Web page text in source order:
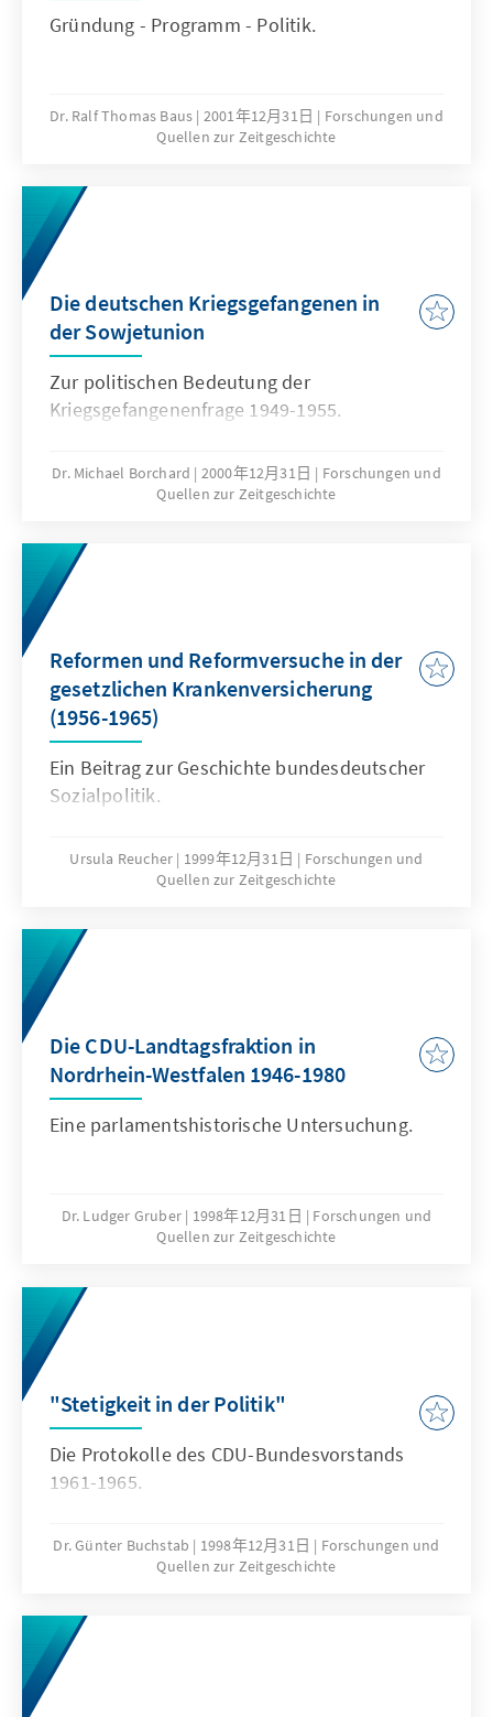
Gründung - Programm - Politik.
Dr. Ralf Thomas Baus 2001年12月31日
Forschungen und
Quellen zur Zeitgeschichte
Die deutschen Kriegsgefangenen in
der Sowjetunion
Zur politischen Bedeutung der
Kriegsgefangenenfrage 1949-1955.
Dr. Michael Borchard 2000年12月31日
Forschungen und
Quellen zur Zeitgeschichte
Reformen und Reformversuche in der
gesetzlichen Krankenversicherung
(1956-1965)
Ein Beitrag zur Geschichte bundesdeutscher
Sozialpolitik.
Ursula Reucher 1999年12月31日
Forschungen und
Quellen zur Zeitgeschichte
Die CDU-Landtagsfraktion in
Nordrhein-Westfalen 1946-1980
Eine parlamentshistorische Untersuchung.
Dr. Ludger Gruber 1998年12月31日
Forschungen und
Quellen zur Zeitgeschichte
"Stetigkeit in der Politik"
Die Protokolle des CDU-Bundesvorstands
1961-1965.
Dr. Günter Buchstab 1998年12月31日
Forschungen und
Quellen zur Zeitgeschichte